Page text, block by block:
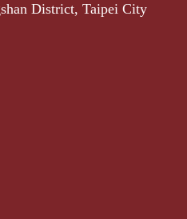
District, Taipei City